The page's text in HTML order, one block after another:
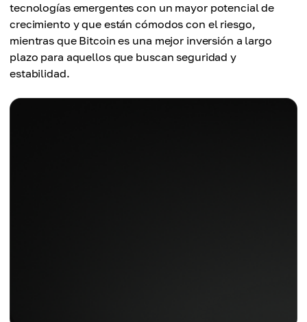
tecnologías emergentes con un mayor potencial de
crecimiento y que están cómodos con el riesgo,
mientras que Bitcoin es una mejor inversión a largo
plazo para aquellos que buscan seguridad y
estabilidad.